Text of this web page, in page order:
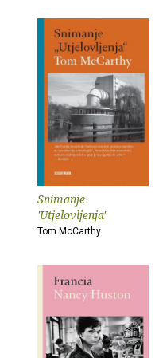
Snimanje
'Utjelovljenja'
Tom McCarthy